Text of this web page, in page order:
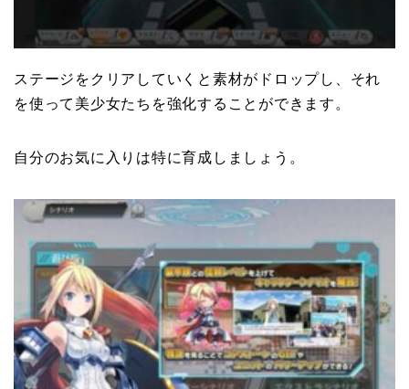
ステージをクリアしていくと素材がドロップし、それ
を使って美少女たちを強化することができます。
自分のお気に入りは特に育成しましょう。